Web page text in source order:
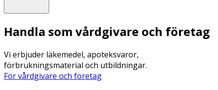
Handla som vårdgivare och företag
Vi erbjuder läkemedel, apoteksvaror,
förbrukningsmaterial och utbildningar.
För vårdgivare och företag